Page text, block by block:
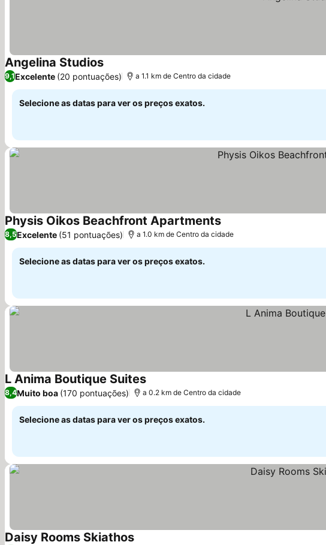
Angelina Studios
9,1Excelente (20 pontuações) a 1.1 km de Centro da cidade
Selecione as datas para ver os preços exatos.
Physis Oikos Beachfront Apartments
8,5Excelente (51 pontuações) a 1.0 km de Centro da cidade
Selecione as datas para ver os preços exatos.
L Anima Boutique Suites
8,4Muito boa (170 pontuações) a 0.2 km de Centro da cidade
Selecione as datas para ver os preços exatos.
Daisy Rooms Skiathos